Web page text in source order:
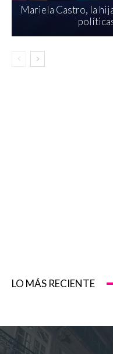
Mariela Castro, la
LO MÁS RECIENTE